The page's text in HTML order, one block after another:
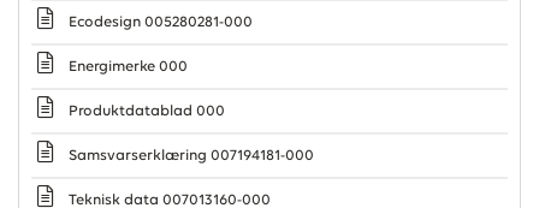
Ecodesign 005280281-000
Energimerke 000
Produktdatablad 000
Samsvarserklæring 007194181-000
Teknisk data 007013160-000